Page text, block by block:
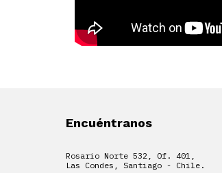
Encuéntranos
Rosario Norte 532, Of. 401,
Las Condes, Santiago - Chile.